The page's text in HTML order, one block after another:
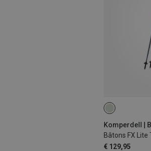
Bâtons FX
€ 129,95
105-125CM